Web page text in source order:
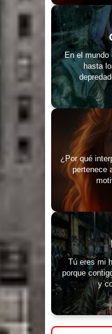
En el mundo
hasta
¿Por qué
pertenece
Tú eres mi
porque
y